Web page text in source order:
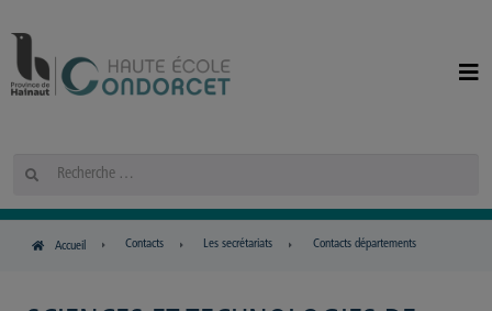
Rechercher
Accueil Contacts Les secrétariats Contacts départements